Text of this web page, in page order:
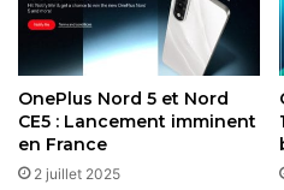
de bracelets et de coloris, la
limite pas à quelques
toute l’Europe. Une
veulent une montre
performance et innovation.
OnePlus Nord 5 et Nord
CE5 : Lancement imminent
en France
2 juillet 2025